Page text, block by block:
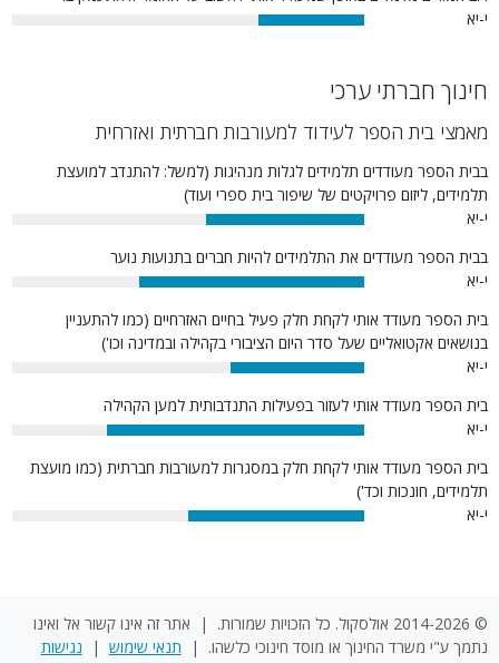
י-יא
30%
חינוך חברתי ערכי
מאמצי בית הספר לעידוד למעורבות חברתית ואזרחית
בבית הספר מעודדים תלמידים לגלות מנהיגות (למשל: להתנדב למועצת
תלמידים, ליזום פרויקטים של שיפור בית ספרי ועוד)
י-יא
45%
בבית הספר מעודדים את התלמידים להיות חברים בתנועות נוער
י-יא
64%
בית הספר מעודד אותי לקחת חלק פעיל בחיים האזרחיים (כמו להתעניין
בנושאים אקטואליים שעל סדר היום הציבורי בקהילה ובמדינה וכו')
י-יא
38%
בית הספר מעודד אותי לעזור בפעילות התנדבותית למען הקהילה
י-יא
73%
בית הספר מעודד אותי לקחת חלק במסגרות למעורבות חברתית (כמו מועצת
תלמידים, חונכות וכד')
י-יא
50%
© 2014-2026 אולסקול. כל הזכויות שמורות. | אתר זה אינו קשור אל ואינו
נתמך ע"י משרד החינוך או מוסד חינוכי כלשהו. | תנאי שימוש | נגישות